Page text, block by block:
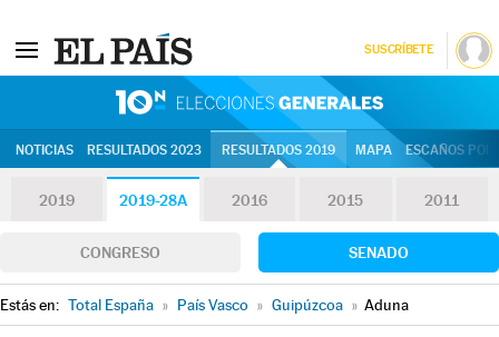
SUSCRÍBETE
NOTICIAS RESULTADOS 2023 RESULTADOS 2019 MAPA ESCAÑOS
2019 2019-28A 2016 2015 2011
CONGRESO SENADO
Estás en: Total España » País Vasco » Guipúzcoa » Aduna